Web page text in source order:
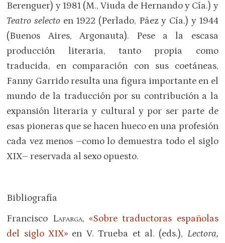
Berenguer) y 1981 (M., Viuda de Hernando y Cía.) y
Teatro selecto en 1922 (Perlado, Páez y Cía.) y 1944
(Buenos Aires, Argonauta). Pese a la escasa
producción literaria, tanto propia como
traducida, en comparación con sus coetáneas,
Fanny Garrido resulta una figura importante en el
mundo de la traducción por su contribución a la
expansión literaria y cultural y por ser parte de
esas pioneras que se hacen hueco en una profesión
cada vez menos –como lo demuestra todo el siglo
XIX– reservada al sexo opuesto.
Bibliografía
Francisco Lafarga, «Sobre traductoras españolas
del siglo XIX» en V. Trueba et al. (eds.), Lectora,